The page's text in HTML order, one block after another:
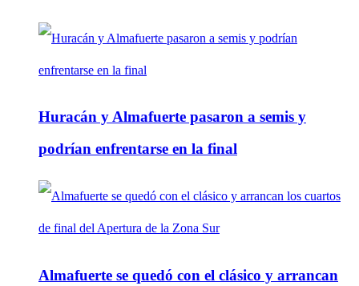
Huracán y Almafuerte pasaron a semis y
podrían enfrentarse en la final
Almafuerte se quedó con el clásico y arrancan